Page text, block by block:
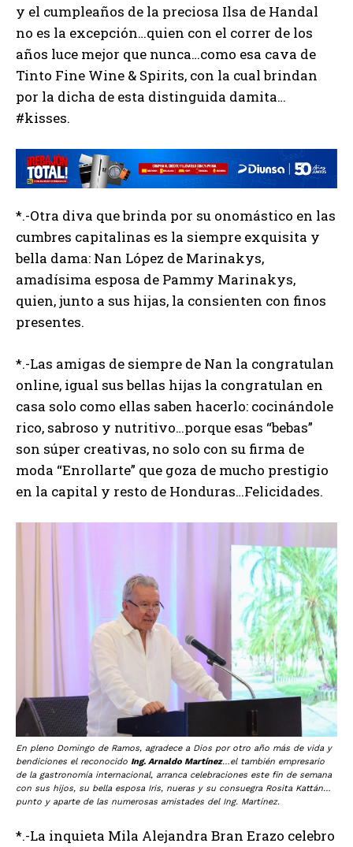
y el cumpleaños de la preciosa Ilsa de Handal
no es la excepción…quien con el correr de los
años luce mejor que nunca…como esa cava de
Tinto Fine Wine & Spirits, con la cual brindan
por la dicha de esta distinguida damita…
#kisses.
*.-Otra diva que brinda por su onomástico en las
cumbres capitalinas es la siempre exquisita y
bella dama: Nan López de Marinakys,
amadísima esposa de Pammy Marinakys,
quien, junto a sus hijas, la consienten con finos
presentes.
*.-Las amigas de siempre de Nan la congratulan
online, igual sus bellas hijas la congratulan en
casa solo como ellas saben hacerlo: cocinándole
rico, sabroso y nutritivo…porque esas “bebas”
son súper creativas, no solo con su firma de
moda “Enrollarte” que goza de mucho prestigio
en la capital y resto de Honduras…Felicidades.
En pleno Domingo de Ramos, agradece a Dios por otro año más de vida y
bendiciones el reconocido Ing. Arnaldo Martínez…el también empresario
de la gastronomía internacional, arranca celebraciones este fin de semana
con sus hijos, su bella esposa Iris, nueras y su consuegra Rosita Kattán…
punto y aparte de las numerosas amistades del Ing. Martínez.
*.-La inquieta Mila Alejandra Bran Erazo celebro